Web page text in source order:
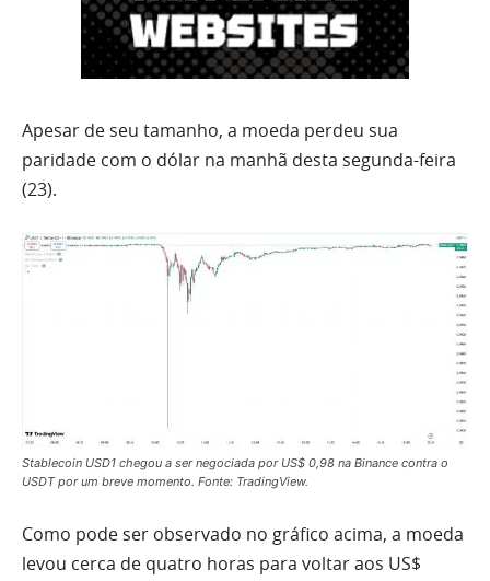
Apesar de seu tamanho, a moeda perdeu sua
paridade com o dólar na manhã desta segunda-feira
(23).
Stablecoin USD1 chegou a ser negociada por US$ 0,98 na Binance contra o
USDT por um breve momento. Fonte: TradingView.
Como pode ser observado no gráfico acima, a moeda
levou cerca de quatro horas para voltar aos US$